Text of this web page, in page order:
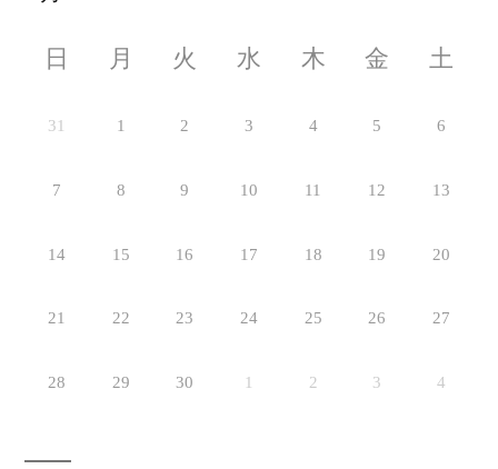
日 月 火 水 木 金 土
31 1 2 3 4 5 6
7 8 9 10 11 12 13
14 15 16 17 18 19 20
21 22 23 24 25 26 27
28 29 30 1 2 3 4